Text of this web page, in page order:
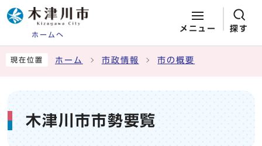
ホームへ
メニュー 探す
現在位置 ホーム 市政情報 市の概要
木津川市市勢要覧